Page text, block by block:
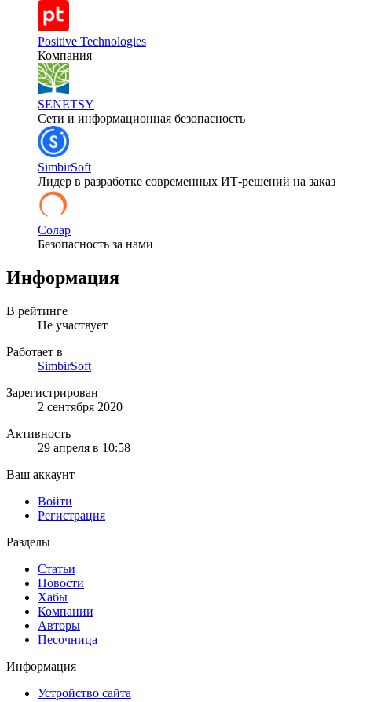
Positive Technologies
Компания
SENETSY
Сети и информационная безопасность
SimbirSoft
Лидер в разработке современных ИТ-решений на заказ
Солар
Безопасность за нами
Информация
В рейтинге
Не участвует
Работает в
SimbirSoft
Зарегистрирован
2 сентября 2020
Активность
29 апреля в 10:58
Ваш аккаунт
Войти
Регистрация
Разделы
Статьи
Новости
Хабы
Компании
Авторы
Песочница
Информация
Устройство сайта